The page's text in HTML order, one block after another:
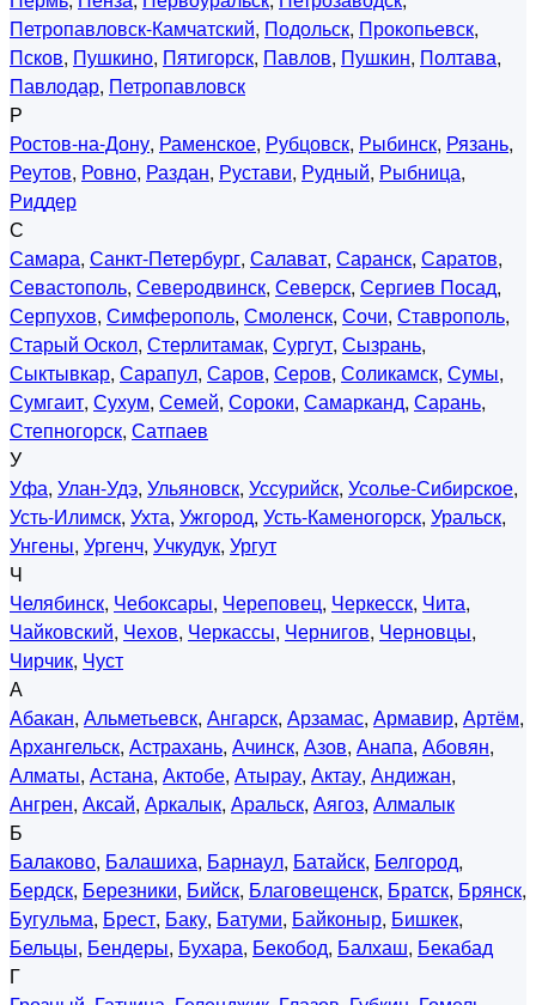
Петропавловск-Камчатский, Подольск, Прокопьевск,
Псков, Пушкино, Пятигорск, Павлов, Пушкин, Полтава,
Павлодар, Петропавловск
Р
Ростов-на-Дону, Раменское, Рубцовск, Рыбинск, Рязань,
Реутов, Ровно, Раздан, Рустави, Рудный, Рыбница,
Риддер
С
Самара, Санкт-Петербург, Салават, Саранск, Саратов,
Севастополь, Северодвинск, Северск, Сергиев Посад,
Серпухов, Симферополь, Смоленск, Сочи, Ставрополь,
Старый Оскол, Стерлитамак, Сургут, Сызрань,
Сыктывкар, Сарапул, Саров, Серов, Соликамск, Сумы,
Сумгаит, Сухум, Семей, Сороки, Самарканд, Сарань,
Степногорск, Сатпаев
У
Уфа, Улан-Удэ, Ульяновск, Уссурийск, Усолье-Сибирское,
Усть-Илимск, Ухта, Ужгород, Усть-Каменогорск, Уральск,
Унгены, Ургенч, Учкудук, Ургут
Ч
Челябинск, Чебоксары, Череповец, Черкесск, Чита,
Чайковский, Чехов, Черкассы, Чернигов, Черновцы,
Чирчик, Чуст
А
Абакан, Альметьевск, Ангарск, Арзамас, Армавир, Артём,
Архангельск, Астрахань, Ачинск, Азов, Анапа, Абовян,
Алматы, Астана, Актобе, Атырау, Актау, Андижан,
Ангрен, Аксай, Аркалык, Аральск, Аягоз, Алмалык
Б
Балаково, Балашиха, Барнаул, Батайск, Белгород,
Бердск, Березники, Бийск, Благовещенск, Братск, Брянск,
Бугульма, Брест, Баку, Батуми, Байконыр, Бишкек,
Бельцы, Бендеры, Бухара, Бекобод, Балхаш, Бекабад
Г